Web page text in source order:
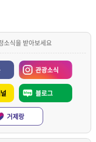
소식을 받아보세요
관광소식
블로그
거제랑